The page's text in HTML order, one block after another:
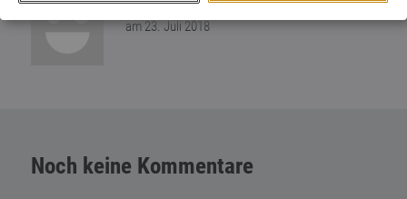
erschaffen von
am 23. Juli 2018
Noch keine Kommentare